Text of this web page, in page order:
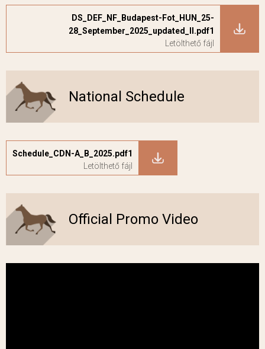
DS_DEF_NF_Budapest-Fot_HUN_25-
28_September_2025_updated_II.pdf1
National Schedule
Schedule_CDN-A_B_2025.pdf1
Official Promo Video